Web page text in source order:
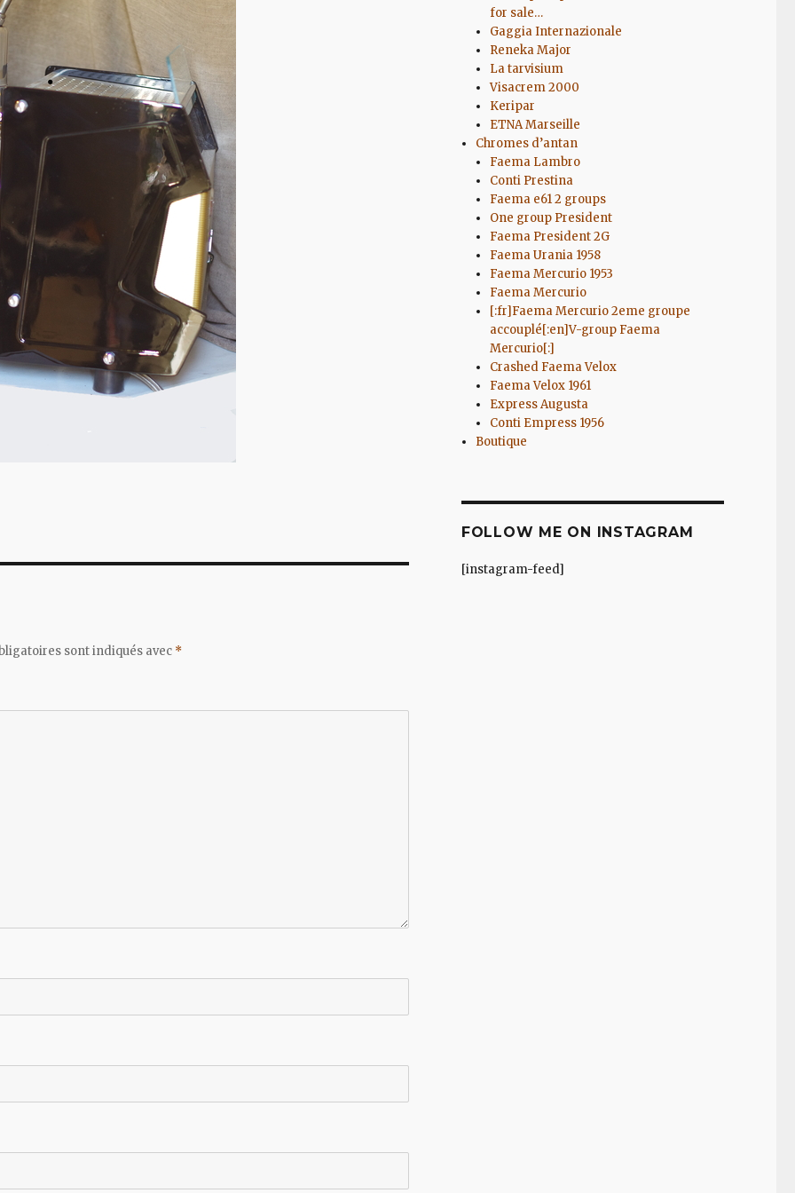
sont indiqués avec *
for sale…
Gaggia Internazionale
Reneka Major
La tarvisium
Visacrem 2000
Keripar
ETNA Marseille
Chromes d’antan
Faema Lambro
Conti Prestina
Faema e61 2 groups
One group President
Faema President 2G
Faema Urania 1958
Faema Mercurio 1953
Faema Mercurio
[:fr]Faema Mercurio 2eme groupe
accouplé[:en]V-group Faema
Mercurio[:]
Crashed Faema Velox
Faema Velox 1961
Express Augusta
Conti Empress 1956
Boutique
FOLLOW ME ON INSTAGRAM
[instagram-feed]